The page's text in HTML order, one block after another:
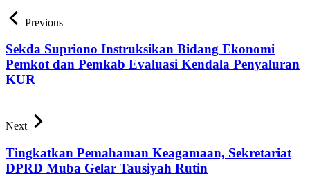
Previous
Sekda Supriono Instruksikan Bidang Ekonomi
Pemkot dan Pemkab Evaluasi Kendala Penyaluran
KUR
Next
Tingkatkan Pemahaman Keagamaan, Sekretariat
DPRD Muba Gelar Tausiyah Rutin